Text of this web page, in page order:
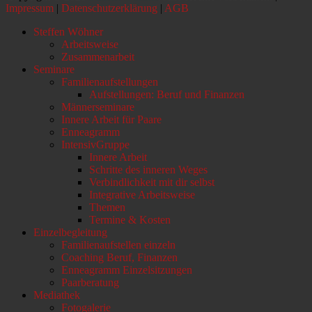
Impressum | Datenschutzerklärung | AGB
oben
Steffen Wöhner
Arbeitsweise
Zusammenarbeit
Seminare
Familienaufstellungen
Aufstellungen: Beruf und Finanzen
Männerseminare
Innere Arbeit für Paare
Enneagramm
IntensivGruppe
Innere Arbeit
Schritte des inneren Weges
Verbindlichkeit mit dir selbst
Integrative Arbeitsweise
Themen
Termine & Kosten
Einzelbegleitung
Familienaufstellen einzeln
Coaching Beruf, Finanzen
Enneagramm Einzelsitzungen
Paarberatung
Mediathek
Fotogalerie